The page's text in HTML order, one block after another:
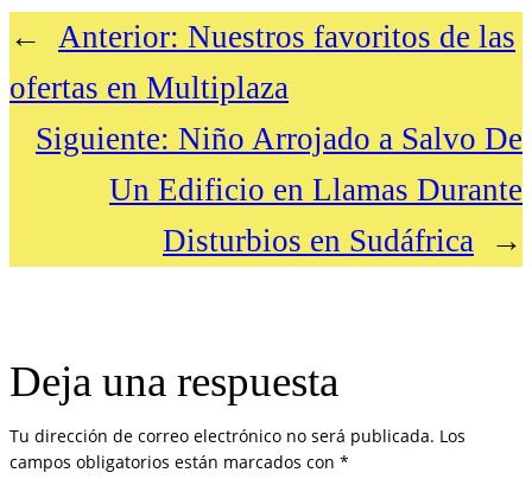
← Anterior: Nuestros favoritos de las
ofertas en Multiplaza
Siguiente: Niño Arrojado a Salvo De
Un Edificio en Llamas Durante
Disturbios en Sudáfrica
→
Deja una respuesta
Tu dirección de correo electrónico no será publicada. Los
campos obligatorios están marcados con *